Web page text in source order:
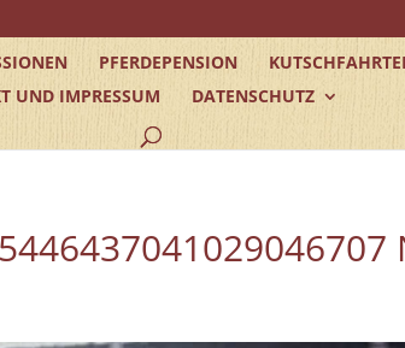
PFERDEPENSION
UND IMPRESSUM
DATENSCHUTZ